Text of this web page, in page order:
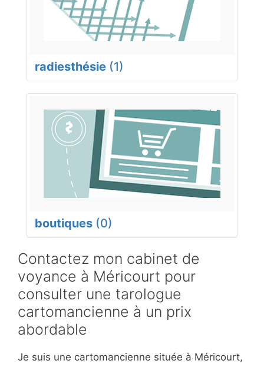
radiesthésie (1)
boutiques (0)
Contactez mon cabinet de
voyance à Méricourt pour
consulter une tarologue
cartomancienne à un prix
abordable
Je suis une cartomancienne située à Méricourt,